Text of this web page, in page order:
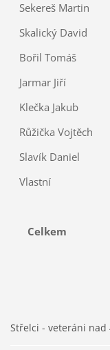
Sekereš Martin
Skalický David
Bořil Tomáš
Jarmar Jiří
Klečka Jakub
Růžička Vojtěch
Slavík Daniel
Vlastní
Celkem
Střelci - veteráni nad